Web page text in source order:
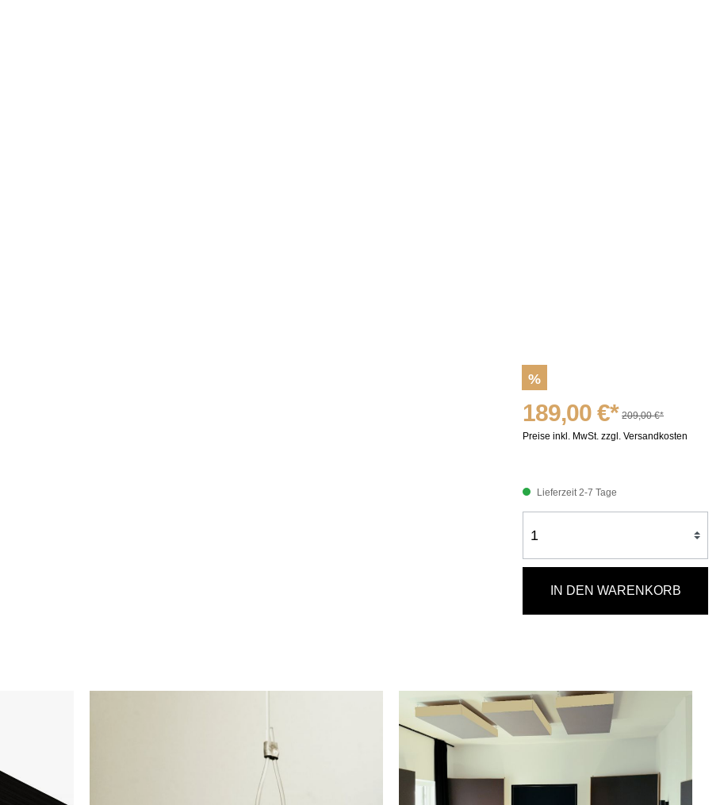
%
189,00 €* 209,00 €*
Preise inkl. MwSt. zzgl. Versandkosten
Lieferzeit 2-7 Tage
IN DEN WARENKORB